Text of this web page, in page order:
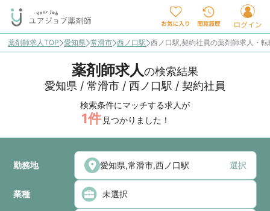
薬剤師求人TOP 愛知県 常滑市 西ノ口駅 西ノ口駅,契約社員の薬剤師求人・
薬剤師求人の検索結果
愛知県 / 常滑市 / 西ノ口駅 / 契約社員
検索条件にマッチする求人が
1件 見つかりました！
勤務地 選択
業種